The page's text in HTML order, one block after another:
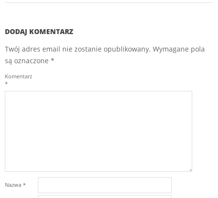
DODAJ KOMENTARZ
Twój adres email nie zostanie opublikowany. Wymagane pola
są oznaczone *
Komentarz
*
Nazwa *